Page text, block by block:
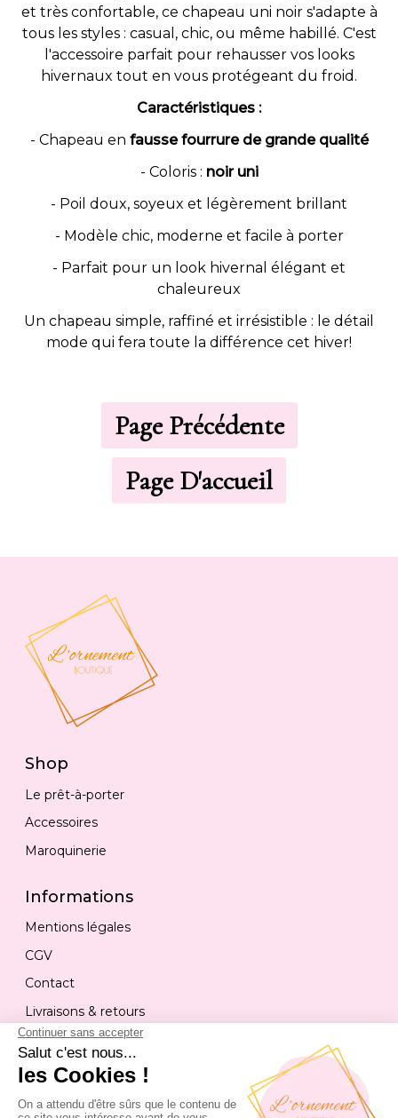
et très confortable, ce chapeau uni noir s'adapte à
tous les styles : casual, chic, ou même habillé. C'est
l'accessoire parfait pour rehausser vos looks
hivernaux tout en vous protégeant du froid.
Caractéristiques :
- Chapeau en fausse fourrure de grande qualité
- Coloris : noir uni
- Poil doux, soyeux et légèrement brillant
- Modèle chic, moderne et facile à porter
- Parfait pour un look hivernal élégant et
chaleureux
Un chapeau simple, raffiné et irrésistible : le détail
mode qui fera toute la différence cet hiver!
Shop
Le prêt-à-porter
Accessoires
Maroquinerie
Informations
Mentions légales
CGV
Contact
Livraisons & retours
Contact
04 50 17 58 44